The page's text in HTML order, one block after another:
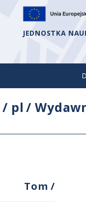
JEDNOSTKA
/ pl /
Tom/